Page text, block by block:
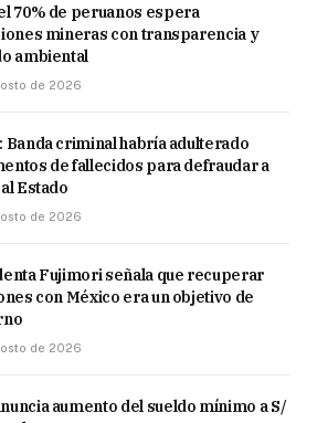
70% de peruanos espera
mineras con transparencia y
ambiental
de 2026
Banda criminal habría adulterado
de fallecidos para defraudar a
Estado
de 2026
Fujimori señala que recuperar
con México era un objetivo de
de 2026
aumento del sueldo mínimo a S/